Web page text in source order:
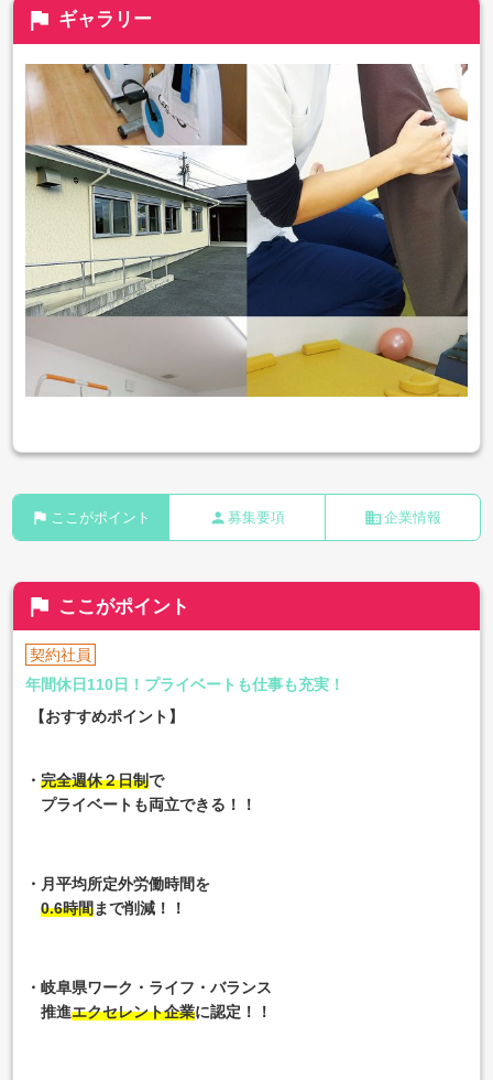
flag ギャラリー
flag ここがポイント person 募集要項 business 企業情報
flag ここがポイント
契約社員
年間休日110日！プライベートも仕事も充実！
【おすすめポイント】
・完全週休２日制で
プライベートも両立できる！！
・月平均所定外労働時間を
0.6時間まで削減！！
・岐阜県ワーク・ライフ・バランス
推進エクセレント企業に認定！！